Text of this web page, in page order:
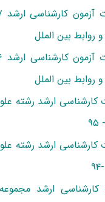
روابط بین الملل
روابط بین الملل
کارشناسی ارشد رشته
کارشناسی ارشد رشته
کارشناسی ارشد